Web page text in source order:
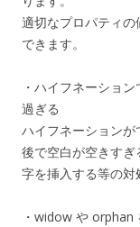
適切なプロパティ
できます。
・ハイフネーショ
過ぎる
ハイフネーション
後で空白が空きす
字を挿入する等の対
・widow や orphan